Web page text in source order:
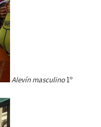
Alevín masculino1º